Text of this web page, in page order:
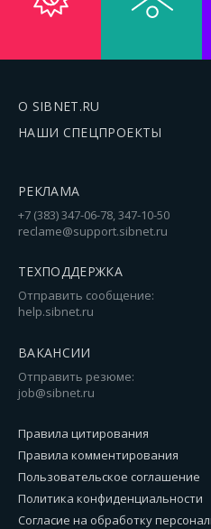
О SIBNET.RU
НАШИ СПЕЦПРОЕКТЫ
РЕКЛАМА
+7 (383) 347-06-78, 347-10-50
reclame@support.sibnet.ru
ТЕХПОДДЕРЖКА
Отправить сообщение:
help.sibnet.ru
ВАКАНСИИ
Отправить резюме:
job@sibnet.ru
Правила цитирования
Правила комментирования
Пользовательское соглашение
Политика конфиденциальности
Согласие на обработку